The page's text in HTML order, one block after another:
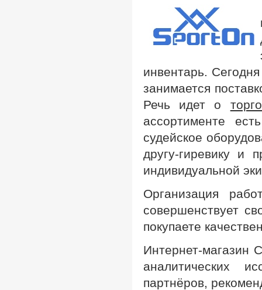
инвентарь.
занимается
Речь идет о
ассортименте
судейское
другу-гиревику и
индивидуальной
Организация
совершенствует
покупаете
Интернет-магазин
аналитических
партнёров,